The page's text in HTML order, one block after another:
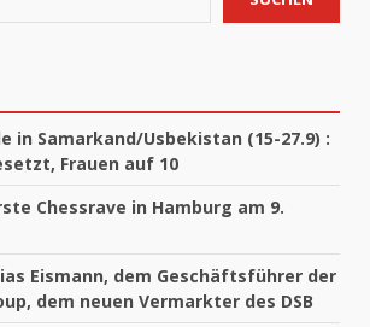
in Samarkand/Usbekistan (15-27.9) :
Frauen auf 10
Chessrave in Hamburg am 9.
Eismann, dem Geschäftsführer der
dem neuen Vermarkter des DSB